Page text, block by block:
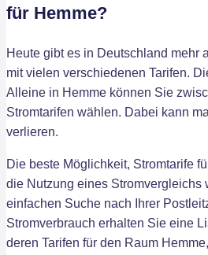
für Hemme?
Heute gibt es in Deutschland mehr
mit vielen verschiedenen Tarifen.
Alleine in Hemme können Sie
Stromtarifen wählen. Dabei kann
verlieren.
Die beste Möglichkeit, Stromtarife
die Nutzung eines Stromvergleichs
einfachen Suche nach Ihrer
Stromverbrauch erhalten Sie eine
deren Tarifen für den Raum